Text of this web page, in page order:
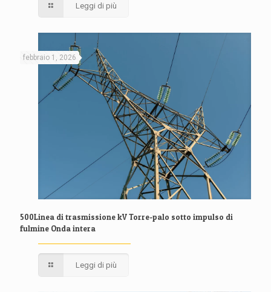
Leggi di più
febbraio 1, 2026
500Linea di trasmissione kV Torre-palo sotto impulso di
fulmine Onda intera
Leggi di più